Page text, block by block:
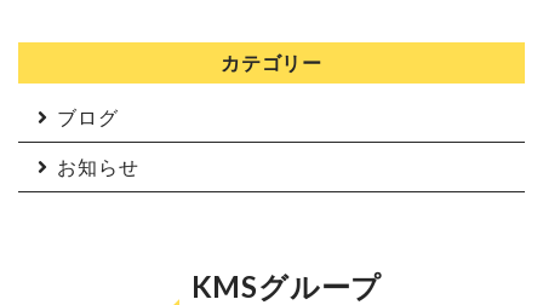
カテゴリー
ブログ
お知らせ
KMSグループ